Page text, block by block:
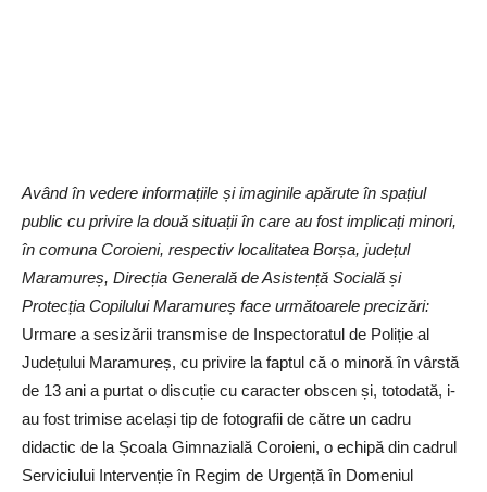
Având în vedere informațiile și imaginile apărute în spațiul
public cu privire la două situații în care au fost implicați minori,
în comuna Coroieni, respectiv localitatea Borșa, județul
Maramureș, Direcția Generală de Asistență Socială și
Protecția Copilului Maramureș face următoarele precizări:
Urmare a sesizării transmise de Inspectoratul de Poliție al
Județului Maramureș, cu privire la faptul că o minoră în vârstă
de 13 ani a purtat o discuție cu caracter obscen și, totodată, i-
au fost trimise același tip de fotografii de către un cadru
didactic de la Școala Gimnazială Coroieni, o echipă din cadrul
Serviciului Intervenție în Regim de Urgență în Domeniul